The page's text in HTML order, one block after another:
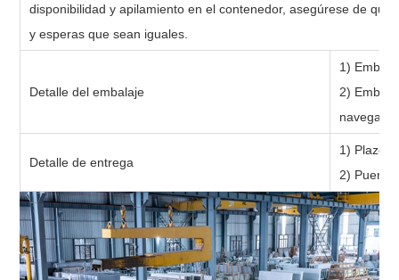
disponibilidad y apilamiento en el contenedor, asegúrese de
y esperas que sean iguales.
Detalle del embalaje
1)
2)
navegar
Detalle de entrega
1) Plazo
2) Puerto